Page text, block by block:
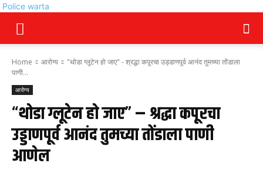
Police warta
Home आरोग्य
"थोडा ग्लूटेन हो जाए" - श्रद्धा कपूरचा उड्डाणपूर्व आनंद तुमच्या तोंडाला
पाणी...
आरोग्य
“थोडा ग्लूटेन हो जाए” – श्रद्धा कपूरचा
उड्डाणपूर्व आनंद तुमच्या तोंडाला पाणी
आणेल